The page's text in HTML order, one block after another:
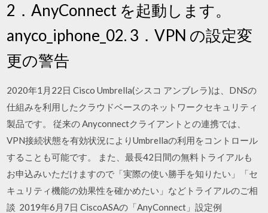
2．AnyConnect を起動します。
anyco_iphone_02. 3．VPN の設定変
更の警告
2020年1月22日 Cisco Umbrella(シスコ アンブレラ)は、DNSの
仕組みを利用したクラウドベースのネットワークセキュリティ
製品です。 従来の Anyconnectクライアントとの連携では、
VPN接続状態を有効状況によりUmbrellaの利用をコントロール
することも可能です。 また、最長42日間の無料トライアルも
お申込みいただけますので「実際の使い勝手を知りたい」「セ
キュリティ機能の効果性を確かめたい」などトライアルのご相
談 2019年6月7日 CiscoASAの「AnyConnect」設定例